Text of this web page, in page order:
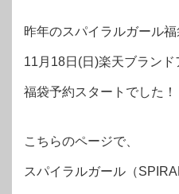
昨年のスパイラルガール福
11月18日(日)楽天ブラン
福袋予約スタートでした！
こちらのページで、
スパイラルガール（